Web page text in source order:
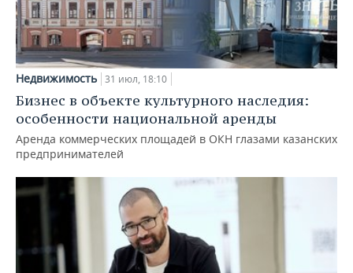
Недвижимость 31 июл, 18:10
Бизнес в объекте культурного наследия:
особенности национальной аренды
Аренда коммерческих площадей в ОКН глазами казанских
предпринимателей